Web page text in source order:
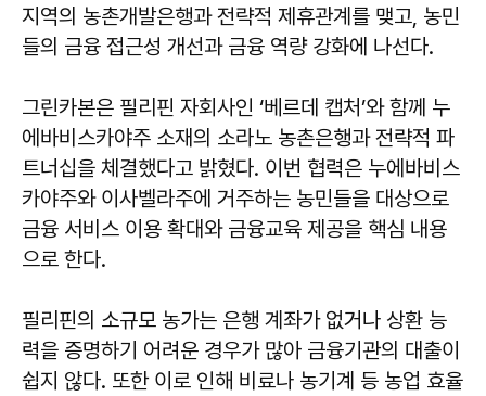
지역의 농촌개발은행과 전략적 제휴관계를 맺고, 농민
들의 금융 접근성 개선과 금융 역량 강화에 나선다.
그린카본은 필리핀 자회사인 ‘베르데 캡처’와 함께 누
에바비스카야주 소재의 소라노 농촌은행과 전략적 파
트너십을 체결했다고 밝혔다. 이번 협력은 누에바비스
카야주와 이사벨라주에 거주하는 농민들을 대상으로
금융 서비스 이용 확대와 금융교육 제공을 핵심 내용
으로 한다.
필리핀의 소규모 농가는 은행 계좌가 없거나 상환 능
력을 증명하기 어려운 경우가 많아 금융기관의 대출이
쉽지 않다. 또한 이로 인해 비료나 농기계 등 농업 효율